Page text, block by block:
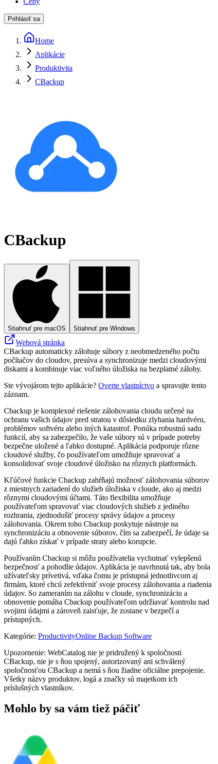
Prihlásiť sa
Home
Aplikácie
Produktivita
CBackup
CBackup
Stiahnuť pre macOS Stiahnuť pre Windows
Webová stránka
CBackup automaticky zálohuje súbory z neobmedzeného počtu
počítačov do cloudov, presúva a synchronizuje medzi cloudovými
diskami a kombinuje viac voľného úložiska na bezplatné zálohy.
Ste vývojárom tejto aplikácie? Overte vlastníctvo a spravujte tento
záznam.
Cbackup je komplexné riešenie zálohovania cloudu určené na
ochranu vašich údajov pred stratou v dôsledku zlyhania hardvéru,
problémov softvéru alebo iných katastrof. Ponúka robustnú sadu
funkcií, aby sa zabezpečilo, že vaše súbory sú v prípade potreby
bezpečne uložené a ľahko dostupné. Aplikácia podporuje rôzne
cloudové služby, čo používateľom umožňuje spravovať a
konsolidovať svoje cloudové úložisko na rôznych platformách.
Kľúčové funkcie Cbackup zahŕňajú možnosť zálohovania súborov
z miestnych zariadení do služieb úložiska v cloude, ako aj medzi
rôznymi cloudovými účtami. Táto flexibilita umožňuje
používateľom spravovať viac cloudových služieb z jediného
rozhrania, zjednodušiť procesy správy údajov a procesy
zálohovania. Okrem toho Cbackup poskytuje nástroje na
synchronizáciu a obnovenie súborov, čím sa zabezpečí, že údaje sa
dajú ľahko získať v prípade straty alebo korupcie.
Používaním Cbackup si môžu používatelia vychutnať vylepšenú
bezpečnosť a pohodlie údajov. Aplikácia je navrhnutá tak, aby bola
užívateľsky prívetivá, vďaka čomu je prístupná jednotlivcom aj
firmám, ktoré chcú zefektívniť svoje procesy zálohovania a riadenia
údajov. So zameraním na zálohu v cloude, synchronizáciu a
obnovenie pomáha Cbackup používateľom udržiavať kontrolu nad
svojimi údajmi a zároveň zaisťuje, že zostane v bezpečí a
prístupných.
Kategórie: ProductivityOnline Backup Software
Upozornenie: WebCatalog nie je pridružený k spoločnosti
CBackup, nie je s ňou spojený, autorizovaný ani schválený
spoločnosťou CBackup a nemá s ňou žiadne oficiálne prepojenie.
Všetky názvy produktov, logá a značky sú majetkom ich
príslušných vlastníkov.
Mohlo by sa vám tiež páčiť